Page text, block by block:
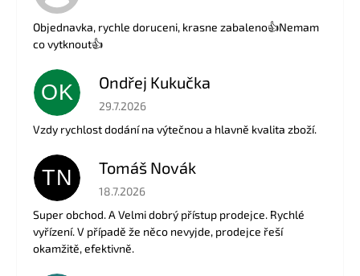
Objednavka, rychle doruceni, krasne zabaleno👍Nemam
co vytknout👍
OK Ondřej Kukučka
Hodnocení obchodu je 5 z 5 hvězdiček.
29.7.2026
Vzdy rychlost dodání na výtečnou a hlavně kvalita zboží.
TN Tomáš Novák
Hodnocení obchodu je 5 z 5 hvězdiček.
18.7.2026
Super obchod. A Velmi dobrý přístup prodejce. Rychlé
vyřízení. V případě že něco nevyjde, prodejce řeší
okamžitě, efektivně.